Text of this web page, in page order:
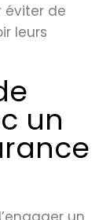
éviter de
leurs
un